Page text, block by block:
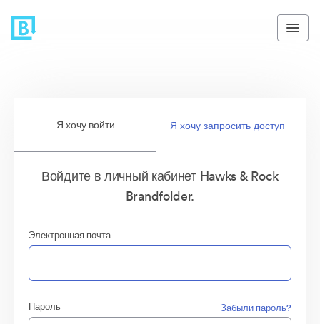
Я хочу войти Я хочу запросить доступ
Войдите в личный кабинет Hawks & Rock
Brandfolder.
Электронная почта
Пароль Забыли пароль?